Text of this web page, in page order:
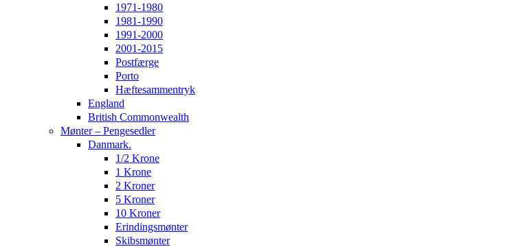
1971-1980
1981-1990
1991-2000
2001-2015
Postfærge
Porto
Hæftesammentryk
England
British Commonwealth
Mønter – Pengesedler
Danmark.
1/2 Krone
1 Krone
2 Kroner
5 Kroner
10 Kroner
Erindingsmønter
Skibsmønter